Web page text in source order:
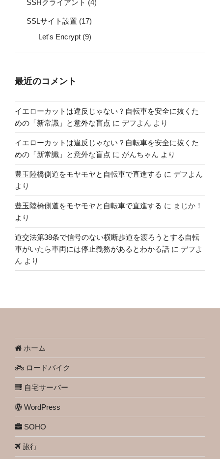
SSHクライアント (4)
SSLサイト設置 (17)
Let's Encrypt (9)
最近のコメント
イエローカットは違反じゃない？自転車を安全に抜くた
めの「新常識」と意外な盲点 に デフよん より
イエローカットは違反じゃない？自転車を安全に抜くた
めの「新常識」と意外な盲点 に がんちゃん より
豊玉陸橋側道をモヤモヤと自転車で直進する に デフよん
より
豊玉陸橋側道をモヤモヤと自転車で直進する に まじか！
より
道交法第38条で信号のない横断歩道を渡ろうとする自転
車がいたら車両には停止義務があるとわかる話 に デフよ
ん より
ホーム
ロードバイク
自宅サーバー
WordPress
SOHO
旅行